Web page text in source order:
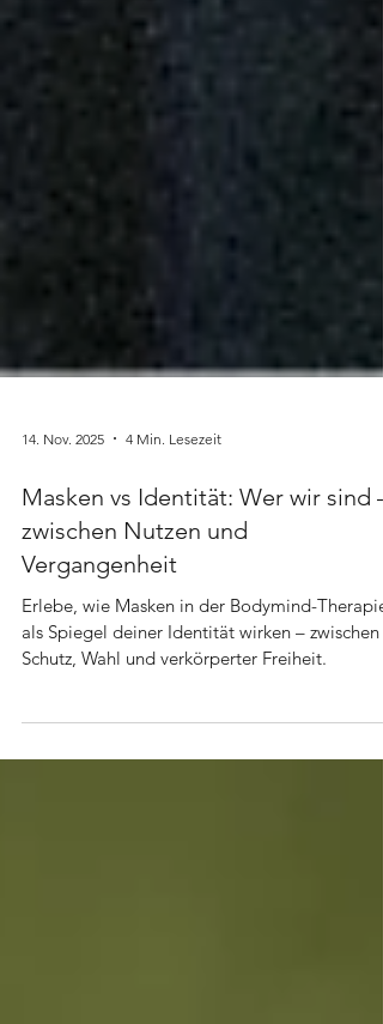
14. Nov. 2025 4 Min. Lesezeit
Masken vs Identität: Wer wir sind –
zwischen Nutzen und
Vergangenheit
Schutz, Wahl und verkörperter Freiheit.